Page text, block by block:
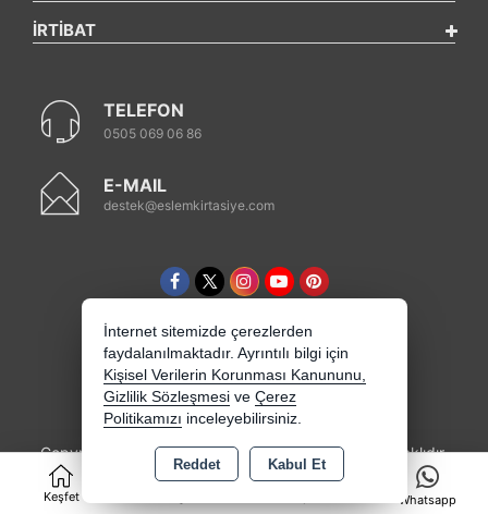
Keşfet
0
Whatsapp
İRTİBAT
TELEFON
0505 069 06 86
E-MAIL
destek@eslemkirtasiye.com
Copyright 2026 eslemkirtasiye.com - Tüm hakları saklıdır.
Kredi kartı bilgileriniz 256bit SSL sertifikası ile
korunmaktadır.
İnternet sitemizde çerezlerden
faydalanılmaktadır. Ayrıntılı bilgi için
Kişisel Verilerin Korunması Kanununu,
Gizlilik Sözleşmesi ve Çerez
Politikamızı inceleyebilirsiniz.
Reddet Kabul Et